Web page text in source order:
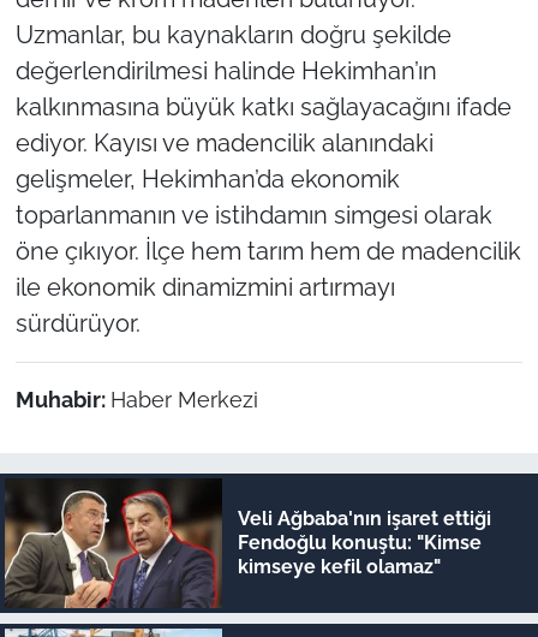
Uzmanlar, bu kaynakların doğru şekilde
değerlendirilmesi halinde Hekimhan’ın
kalkınmasına büyük katkı sağlayacağını ifade
ediyor. Kayısı ve madencilik alanındaki
gelişmeler, Hekimhan’da ekonomik
toparlanmanın ve istihdamın simgesi olarak
öne çıkıyor. İlçe hem tarım hem de madencilik
ile ekonomik dinamizmini artırmayı
sürdürüyor.
Muhabir: Haber Merkezi
Veli Ağbaba'nın işaret ettiği
Fendoğlu konuştu: "Kimse
kimseye kefil olamaz"